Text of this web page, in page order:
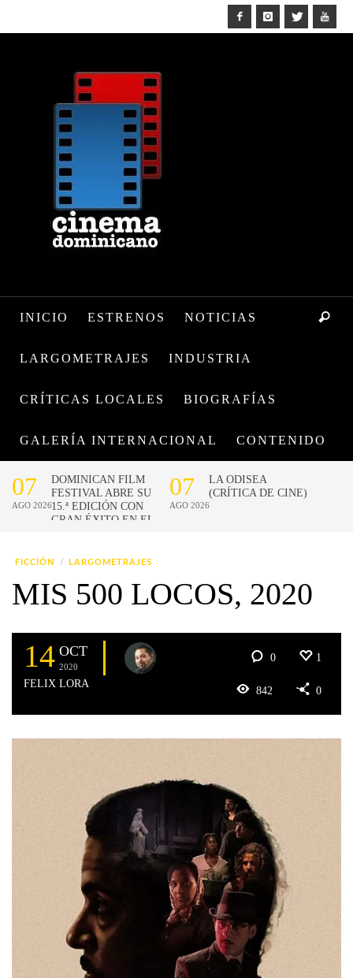
INICIO ESTRENOS NOTICIAS
LARGOMETRAJES INDUSTRIA
CRÍTICAS LOCALES BIOGRAFÍAS
GALERÍA INTERNACIONAL CONTENIDO
FICCIÓN LARGOMETRAJES
MIS 500 LOCOS, 2020
14 OCT
2020
FELIX LORA
0 1
842 0